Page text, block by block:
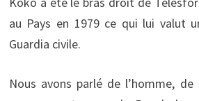
au Pays en 1979 ce qui lui valut
Guardia civile.
Nous avons parlé de l’homme,